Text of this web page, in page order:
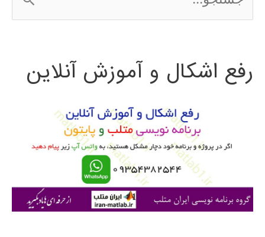
س
ج
ی
رفع اشکال و آموزش آنلاین